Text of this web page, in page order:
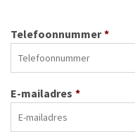
Telefoonnummer *
E-mailadres *